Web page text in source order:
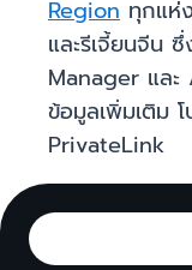
Region ทุกแห่
และรีเจี้ยนจีน
Manager และ
ข้อมูลเพิ่มเติม
PrivateLink